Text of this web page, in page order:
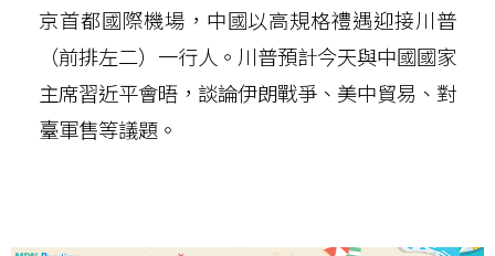
京首都國際機場，中國以高規格禮遇迎接川普
（前排左二）一行人。川普預計今天與中國國家
主席習近平會晤，談論伊朗戰爭、美中貿易、對
臺軍售等議題。